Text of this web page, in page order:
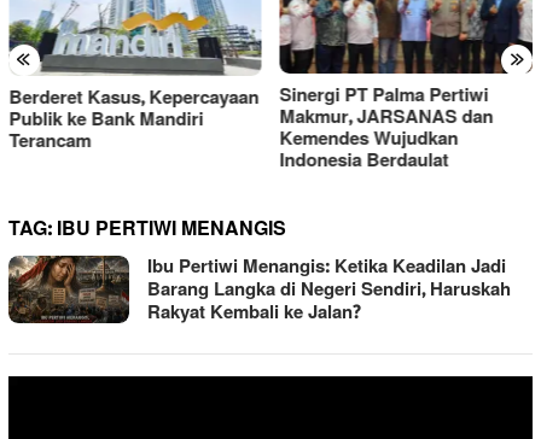
« »
Sinergi PT Palma Pertiwi
Makmur, JARSANAS dan
Kemendes Wujudkan
Gara-gara Ucapan “Lu Punya
Otak Enggak?”, PWI Kecam
Sikap Merendahkan Hotman
Paris
TAG:IBU PERTIWI MENANGIS
Ibu Pertiwi Menangis: Ketika Keadilan Jadi
Barang Langka di Negeri Sendiri, Haruskah
Rakyat Kembali ke Jalan?